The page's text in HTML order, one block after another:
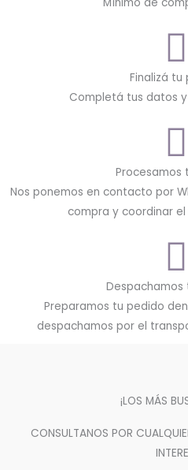
Finalizá tu
Completá tus datos
Procesamos
Nos ponemos en contacto por
compra y coordinar
Preparamos tu pedido
despachamos por el
¡LOS MÁS
CONSULTANOS POR